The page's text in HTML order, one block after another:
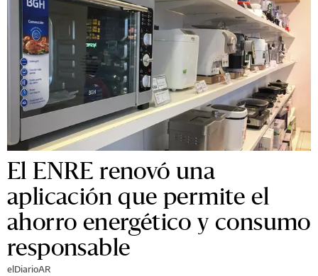
El ENRE renovó una
aplicación que permite el
ahorro energético y consumo
responsable
elDiarioAR